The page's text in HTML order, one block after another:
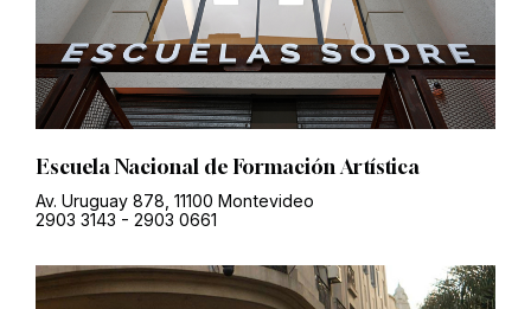
Escuela Nacional de Formación Artística
Av. Uruguay 878, 11100 Montevideo
2903 3143 - 2903 0661